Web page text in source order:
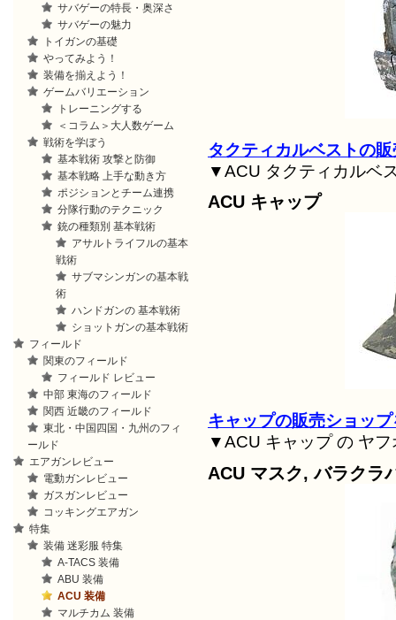
タクティカルベストの
▼ACU タクティカルベ
ACU キャップ
キャップの販売ショッ
▼ACU キャップ の ヤフ
ACU マスク, バラクラ
サバゲーの特長・奥深さ
サバゲーの魅力
トイガンの基礎
やってみよう！
装備を揃えよう！
ゲームバリエーション
トレーニングする
＜コラム＞大人数ゲーム
戦術を学ぼう
基本戦術 攻撃と防御
基本戦略 上手な動き方
ポジションとチーム連携
分隊行動のテクニック
銃の種類別 基本戦術
アサルトライフルの基本
戦術
サブマシンガンの基本戦
術
ハンドガンの 基本戦術
ショットガンの基本戦術
フィールド
関東のフィールド
フィールド レビュー
中部 東海のフィールド
関西 近畿のフィールド
東北・中国四国・九州のフィ
ールド
エアガンレビュー
電動ガンレビュー
ガスガンレビュー
コッキングエアガン
特集
装備 迷彩服 特集
A-TACS 装備
ABU 装備
ACU 装備
マルチカム 装備